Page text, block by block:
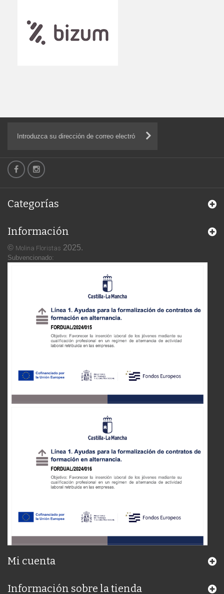
Categorías
Información
© Molina Floristas 2025.
Subvencionado:
Mi cuenta
Información sobre la tienda